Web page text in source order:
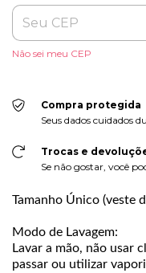
Não sei meu CEP
Compra protegida
Seus dados cuidados
Trocas e
Se não gostar, você
Tamanho Único (veste
Modo de Lavagem:
Lavar a mão, não usar
passar ou utilizar